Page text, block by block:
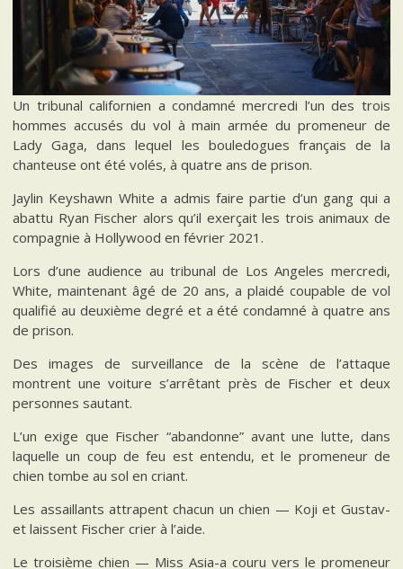
Un tribunal californien a condamné mercredi l’un des trois
hommes accusés du vol à main armée du promeneur de
Lady Gaga, dans lequel les bouledogues français de la
chanteuse ont été volés, à quatre ans de prison.
Jaylin Keyshawn White a admis faire partie d’un gang qui a
abattu Ryan Fischer alors qu’il exerçait les trois animaux de
compagnie à Hollywood en février 2021.
Lors d’une audience au tribunal de Los Angeles mercredi,
White, maintenant âgé de 20 ans, a plaidé coupable de vol
qualifié au deuxième degré et a été condamné à quatre ans
de prison.
Des images de surveillance de la scène de l’attaque
montrent une voiture s’arrêtant près de Fischer et deux
personnes sautant.
L’un exige que Fischer “abandonne” avant une lutte, dans
laquelle un coup de feu est entendu, et le promeneur de
chien tombe au sol en criant.
Les assaillants attrapent chacun un chien — Koji et Gustav-
et laissent Fischer crier à l’aide.
Le troisième chien — Miss Asia-a couru vers le promeneur